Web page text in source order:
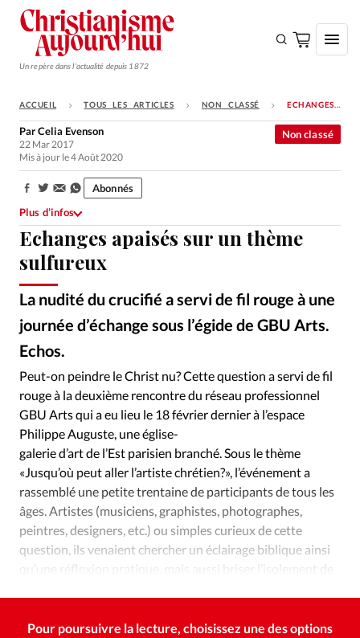
Un repère dans l'actualité depuis 1872
S'ABONNER
Monde
Opinions
Tous les articles
Faire un don
Emploi
Se connecter
Édition: Internationale
Devise:CHF
RUBRIQUES
Tous les articles
Actualité chrétienne
Actualité internationale
Chronique
Culture
Dossier
Eglises Foi Génération réveil
Monde
Opinions
Publireportage
Relations Aujourd'hui
Société
Tour du monde des Eglises
Trait d'Ixène
Vécu
Vie Intérieure
ACCUEIL TOUS LES ARTICLES NON CLASSÉ ECHANGES APAISÉS SUR UN THÈME SULFUREUX
Echanges apaisés sur un thème
sulfureux
La nudité du crucifié a servi de fil rouge à une
journée d’échange sous l’égide de GBU Arts.
Echos.
Non classé
ParCelia Evenson
22 Mar 2017
Mis à jour le 4 Août 2020
Partager:
Abonnés
Plus d’infos
Peut-on peindre le Christ nu? Cette question a servi de fil
rouge à la deuxième rencontre du réseau professionnel
GBU Arts qui a eu lieu le 18 février dernier à l’espace
Philippe Auguste, une église-
galerie d’art de l’Est parisien branché. Sous le thème
«Jusqu’où peut aller l’artiste chrétien?», l’événement a
rassemblé une petite trentaine de participants de tous les
âges. Artistes (musiciens, graphistes, photographes,
peintres, designers, etc.) ou simples curieux de cette
question, ils venaient chercher un éclairage biblique ainsi
qu’une réflexion pratique, mais aussi briser l’isolement de
Pour poursuivre la lecture, choisissez une des options